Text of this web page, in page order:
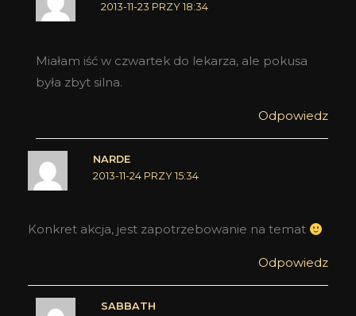
2013-11-23 PRZY 18:34
Miałam iść w czwartek do lekarza, ale pokusa
była zbyt silna.
Odpowiedz
NARDE
2013-11-24 PRZY 15:34
Konkret akcja, jest zapotrzebowanie na temat
Odpowiedz
SABBATH